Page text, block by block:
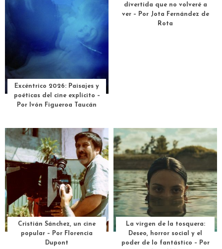
Excéntrico 2026: Paisajes y
poéticas del cine explícito –
Por Ivón Figueroa Taucán
divertida que no volveré a
ver – Por Jota Fernández de
Rota
Cristián Sánchez, un cine
popular – Por Florencia
Dupont
La virgen de la tosquera:
Deseo, horror social y el
poder de lo fantástico – Por